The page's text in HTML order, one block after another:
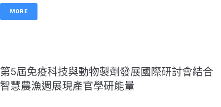
MORE
第5屆免疫科技與動物製劑發展國際研討會結合
智慧農漁週展現產官學研能量